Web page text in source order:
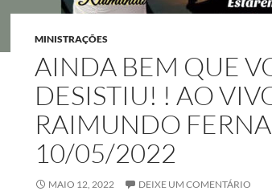
MINISTRAÇÕES
AINDA BEM QUE
DESISTIU! ! AO
RAIMUNDO
10/05/2022
MAIO 12, 2022 DEIXE UM COMENTÁRIO